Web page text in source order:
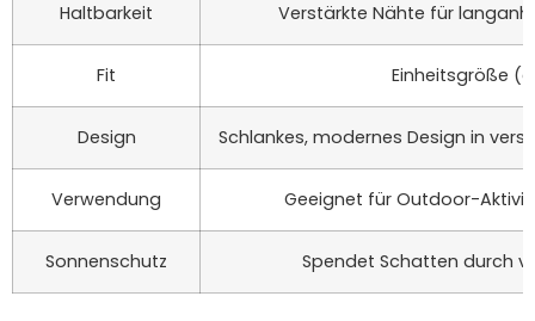
Haltbarkeit Verstärkte Nähte für
Fit Einheitsgröße
Design Schlankes, modernes Design in
Verwendung Geeignet für Outdoor-
Sonnenschutz Spendet Schatten durch